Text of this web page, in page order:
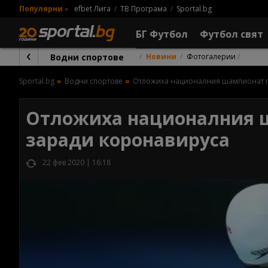
Популярни » efbet Лига ТВ Програма Sportal.bg
БГ Футбол Футбол свят
Водни спортове Новини Фотогалерии
Sportal.bg Водни спортове Отложиха националния шампионат
Отложиха националния
заради коронавируса
22 фев 2020 | 16:18